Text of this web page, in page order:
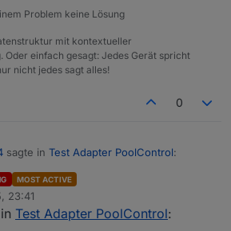
Problem keine Lösung
mit kontextueller
Oder einfach gesagt: Jedes Gerät spricht
nicht jedes sagt alles!
0
sagte in Test Adapter PoolControl:
sagte in
:
(hoffentlich) und auf gitub verfügbar
MOST ACTIVE
23:41
Test Adapter PoolControl: